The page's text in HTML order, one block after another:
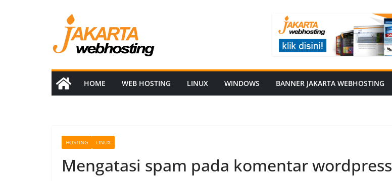
HOME WEB HOSTING LINUX WINDOWS BANNER JAKARTA WEBHOSTING
HOSTING LINUX
Mengatasi spam pada komentar wordpress